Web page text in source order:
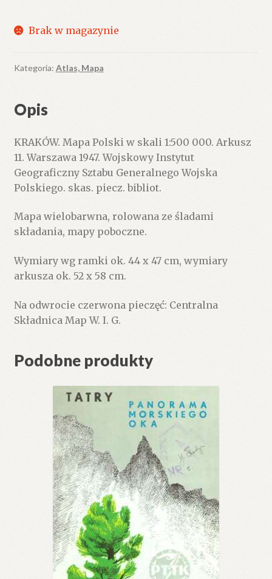
Brak w magazynie
Kategoria: Atlas, Mapa
Opis
KRAKÓW. Mapa Polski w skali 1:500 000. Arkusz
11. Warszawa 1947. Wojskowy Instytut
Geograficzny Sztabu Generalnego Wojska
Polskiego. skas. piecz. bibliot.
Mapa wielobarwna, rolowana ze śladami
składania, mapy poboczne.
Wymiary wg ramki ok. 44 x 47 cm, wymiary
arkusza ok. 52 x 58 cm.
Na odwrocie czerwona pieczęć: Centralna
Składnica Map W. I. G.
Podobne produkty